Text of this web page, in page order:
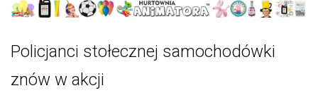
Policjanci stołecznej samochodówki
znów w akcji